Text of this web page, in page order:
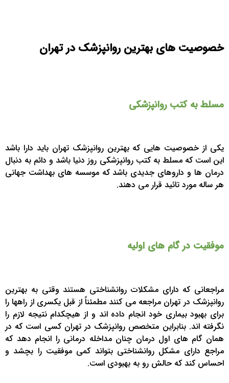
خصوصیت های بهترین روانپزشک در تهران
مسلط به کتب روانپزشکی
یکی از خصوصیت هایی که بهترین روانپزشک تهران باید دارا باشد
این است که مسلط به کتب روانپزشکی روز دنیا باشد و دائم به دنبال
درمان ها و داروهای جدیدی باشد که موسسه های بهداشت جهانی
هر ساله مورد تائید قرار می دهند.
موفقیت در گام های اولیه
مراجعانی که دارای مشکلات روانشناختی هستند وقتی به بهترین
روانپزشک در تهران مراجعه می کنند مطمئناً از قبل یکسری از راهها را
برای بهبود بیماری خود انجام داده اند و از هیچکدام نتیجه لازم را
نگرفته اند. بنابراین متخصص روانپزشک در تهران کسی است که در
همان گام های اول درمان چنان مداخله درمانی را انجام دهد که
مراجع دارای مشکل روانشناختی بتواند کمی موفقیت را بچشد و
احساس کند که حالش رو به بهبودی است.